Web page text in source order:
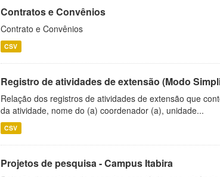
Contratos e Convênios
Contrato e Convênios
CSV
Registro de atividades de extensão (Modo
Relação dos registros de atividades de extensão que
da atividade, nome do (a) coordenador (a), unidade...
CSV
Projetos de pesquisa - Campus Itabira